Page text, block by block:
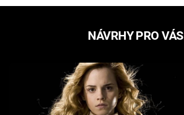
NÁVRHY PRO VÁS